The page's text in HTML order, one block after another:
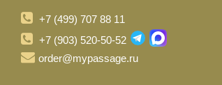
+7 (499) 707 88 11
+7 (903) 520-50-52
order@mypassage.ru